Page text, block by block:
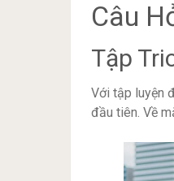
Câu
Tập
Với tập luyện
đầu tiên. Về